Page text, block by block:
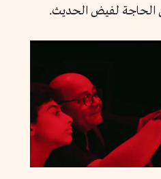
الحاجة لفيض الحديث.